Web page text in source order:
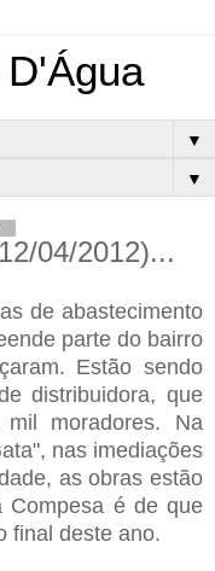
▼
▼
04/2012)...
de abastecimento
parte do bairro
Estão sendo
distribuidora, que
moradores. Na
nas imediações
as obras estão
Compesa é de que
final deste ano.